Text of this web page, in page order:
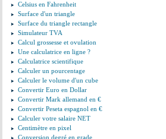
Celsius en Fahrenheit
Surface d'un triangle
Surface du triangle rectangle
Simulateur TVA
Calcul grossesse et ovulation
Une calculatrice en ligne ?
Calculatrice scientifique
Calculer un pourcentage
Calculer le volume d'un cube
Convertir Euro en Dollar
Convertir Mark allemand en €
Convertir Peseta espagnol en €
Calculer votre salaire NET
Centimètre en pixel
Conversion degré en grade